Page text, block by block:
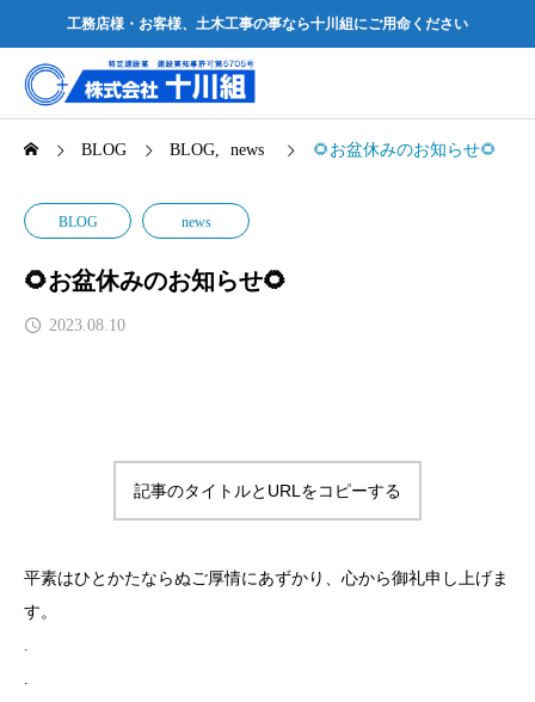
工務店様・お客様、土木工事の事なら十川組にご用命ください
BLOG BLOG news 🌻お盆休みのお知らせ🌻
BLOG news
🌻お盆休みのお知らせ🌻
2023.08.10
記事のタイトルとURLをコピーする
平素はひとかたならぬご厚情にあずかり、心から御礼申し上げま
す。
.
.